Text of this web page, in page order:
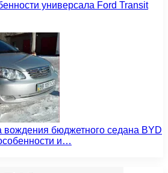
универсала Ford Transit
бюджетного седана BYD
и…